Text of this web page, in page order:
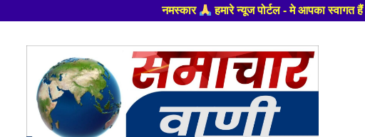
हमारे न्यूज पोर्टल - मे आपका स्वागत हैं ,यहाँ आपको हमेशा
content